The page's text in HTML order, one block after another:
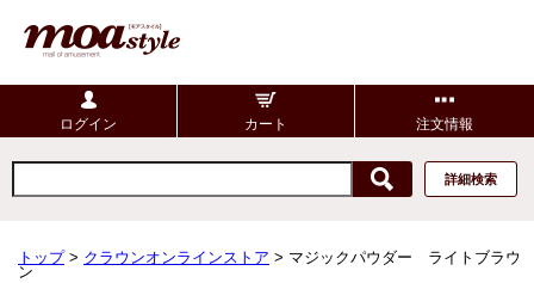
ログイン カート 注文情報
詳細検索
トップ> クラウンオンラインストア > マジックパウダー ライトブラウ
ン